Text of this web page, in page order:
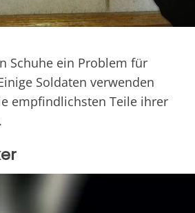
Schuhe ein Problem für
Soldaten verwenden
empfindlichsten Teile ihrer